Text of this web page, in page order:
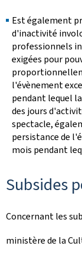
Est également
d'inactivité
professionnels
exigées pour
l'évènement
pendant lequel
des jours
spectacle,
persistance de
mois pendant
Subsides
Concernant les
ministère de la